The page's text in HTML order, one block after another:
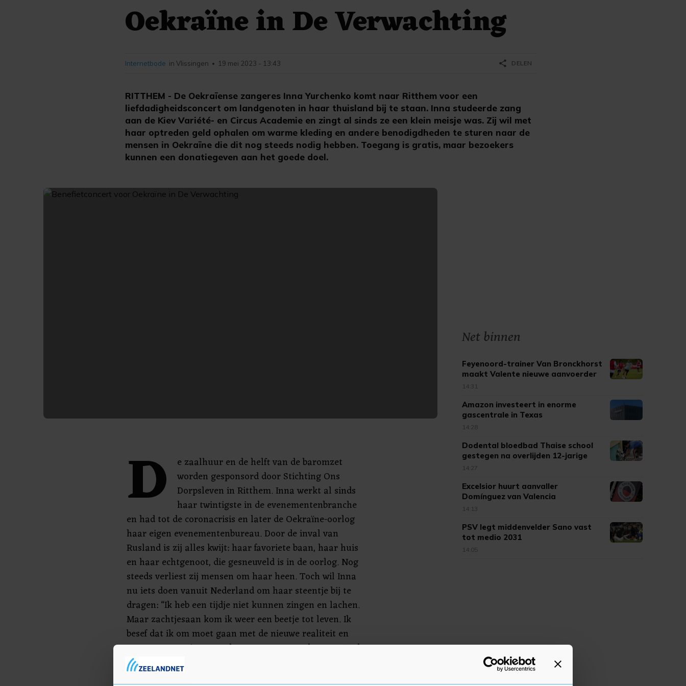
Oekraïne in De Verwachting
RITTHEM - De Oekraïense zangeres Inna Yurchenko komt naar Ritthem voor een
liefdadigheidsconcert om landgenoten in haar thuisland bij te staan. Inna studeerde zang
aan de Kiev Variété- en Circus Academie en zingt al sinds ze een klein meisje was. Zij wil met
haar optreden geld ophalen om warme kleding en andere benodigdheden te sturen naar de
mensen in Oekraïne die dit nog steeds nodig hebben. Toegang is gratis, maar bezoekers
kunnen een donatiegeven aan het goede doel.
Internetbode in Vlissingen • 19 mei 2023 - 13:43 share DELEN
D
e zaalhuur en de helft van de baromzet
worden gesponsord door Stichting Ons
Dorpsleven in Ritthem. Inna werkt al sinds
haar twintigste in de evenementenbranche
en had tot de coronacrisis en later de Oekraïne-oorlog
haar eigen evenementenbureau. Door de inval van
Rusland is zij alles kwijt: haar favoriete baan, haar huis
en haar echtgenoot, die gesneuveld is in de oorlog. Nog
steeds verliest zij mensen om haar heen. Toch wil Inna
nu iets doen vanuit Nederland om haar steentje bij te
dragen: “Ik heb een tijdje niet kunnen zingen en lachen.
Maar zachtjesaan kom ik weer een beetje tot leven. Ik
besef dat ik om moet gaan met de nieuwe realiteit en
weer van een nieuwe toekomst moet gaan dromen. Veel
van mijn vrienden en dierbaren zitten nog steeds in die
oorlog en nog steeds zijn er mensen die sneuvelen.
Net binnen
Feyenoord-trainer Van Bronckhorst
maakt Valente nieuwe aanvoerder
14:31
Amazon investeert in enorme
gascentrale in Texas
14:28
Dodental bloedbad Thaise school
gestegen na overlijden 12-jarige
14:27
Excelsior huurt aanvaller
Domínguez van Valencia
14:13
PSV legt middenvelder Sano vast
tot medio 2031
14:05